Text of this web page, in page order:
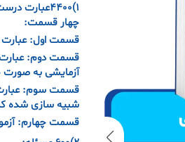
چهار قسمت:
قسمت اول:
قسمت دوم: عبارت
آزمایشی به صورت چند
شبیه سازی شده
قسمت چهارم: